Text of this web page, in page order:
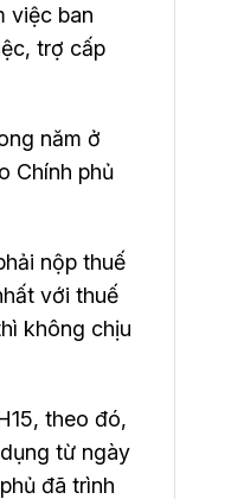
việc ban
trợ cấp
năm ở
Chính phủ
nộp thuế
với thuế
không chịu
theo đó,
từ ngày
đã trình